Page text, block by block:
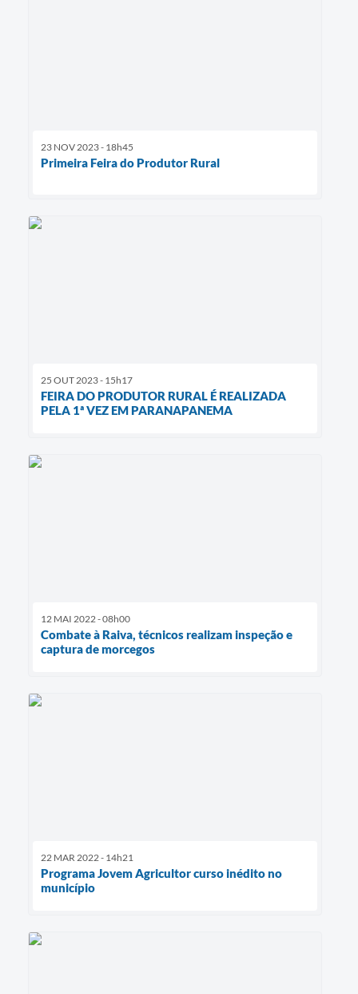
23 NOV 2023 - 18h45
Primeira Feira do Produtor Rural
25 OUT 2023 - 15h17
FEIRA DO PRODUTOR RURAL É REALIZADA
PELA 1ª VEZ EM PARANAPANEMA
12 MAI 2022 - 08h00
Combate à Raiva, técnicos realizam inspeção e
captura de morcegos
22 MAR 2022 - 14h21
Programa Jovem Agricultor curso inédito no
município